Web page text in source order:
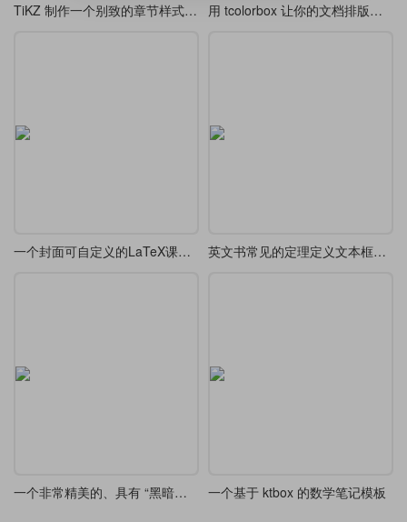
TiKZ 制作一个别致的章节样式 chap 7 用 tcolorbox 让你的文档排版更精致
一个封面可自定义的LaTeX课程设计/论文/报告模板 英文书常见的定理定义文本框设计欣赏
一个非常精美的、具有 “黑暗幻想” 风格 tcolorbox 定义 一个基于 ktbox 的数学笔记模板